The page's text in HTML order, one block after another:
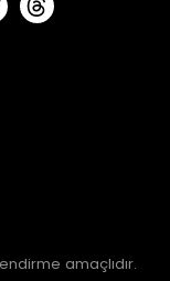
amaçlıdır.